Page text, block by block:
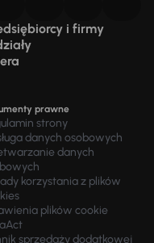
i firmy
prawne
strony
danych osobowych
danych
korzystania z plików
plików cookie
sprzedaży dodatkowej